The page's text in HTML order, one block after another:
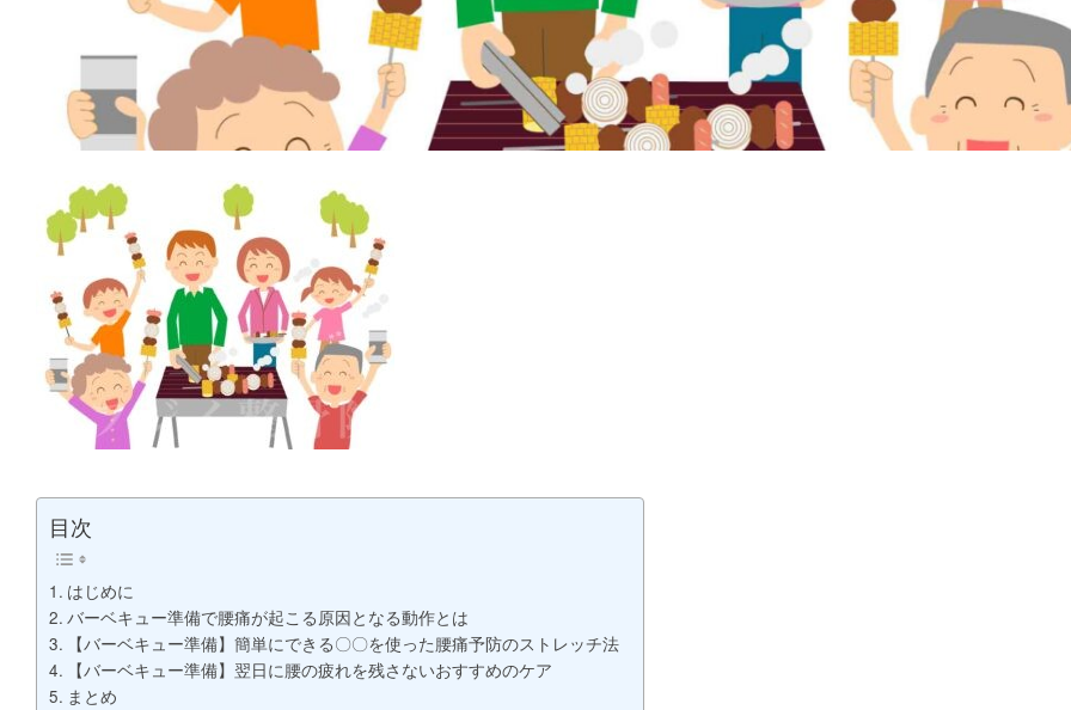
目次
はじめに
バーベキュー準備で腰痛が起こる原因となる動作とは
【バーベキュー準備】簡単にできる〇〇を使った腰痛予防のストレッチ法
【バーベキュー準備】翌日に腰の疲れを残さないおすすめのケア
まとめ